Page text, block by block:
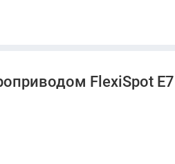
FlexiSpot